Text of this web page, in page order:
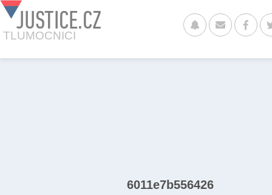
JUSTICE.CZ
TLUMOCNICI
6011e7b556426